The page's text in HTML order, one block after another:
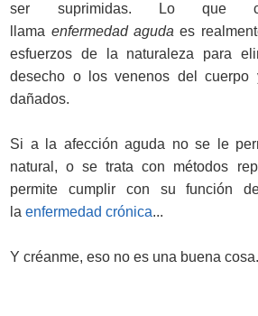
ser suprimidas. Lo que
llama enfermedad aguda es
esfuerzos de la naturaleza para
desecho o los venenos del cuerpo
dañados.
Si a la afección aguda no se le
natural, o se trata con métodos
permite cumplir con su función
laenfermedad crónica...
Y créanme, eso no es una buena cosa.